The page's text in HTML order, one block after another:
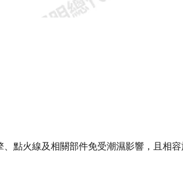
點火線及相關部件免受潮濕影響，且相